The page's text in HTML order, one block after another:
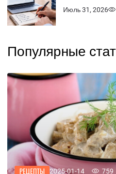
Июль 31, 2026
Популярные
РЕЦЕПТЫ 2025-01-14 759